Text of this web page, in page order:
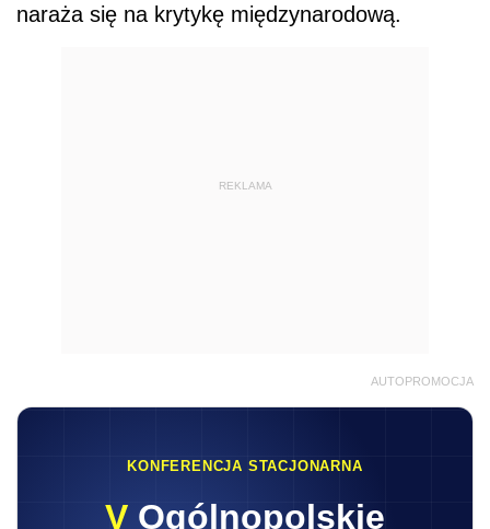
naraża się na krytykę międzynarodową.
REKLAMA
AUTOPROMOCJA
KONFERENCJA STACJONARNA
V Ogólnopolskie